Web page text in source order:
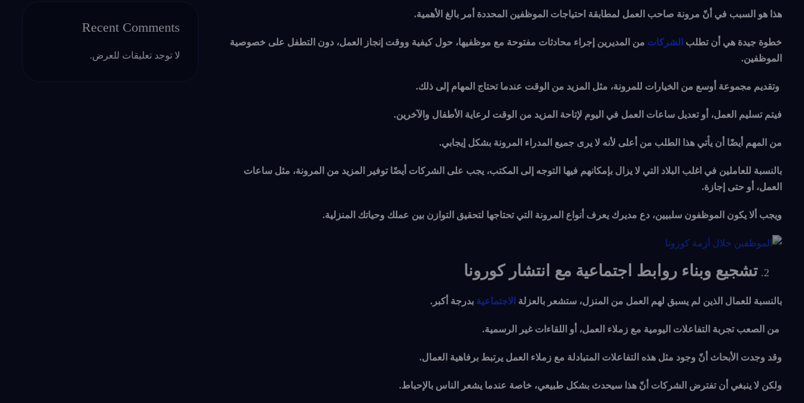
هذا هو السبب في أنّ مرونة صاحب العمل لمطابقة احتياجات الموظفين المحددة أمر بالغ الأهمية.
خطوة جيدة هي أن تطلب الشركات من المديرين إجراء محادثات مفتوحة مع موظفيها، حول كيفية ووقت إنجاز العمل، دون التطفل على خصوصية
الموظفين.
وتقديم مجموعة أوسع من الخيارات للمرونة، مثل المزيد من الوقت عندما تحتاج المهام إلى ذلك.
فيتم تسليم العمل، أو تعديل ساعات العمل في اليوم لإتاحة المزيد من الوقت لرعاية الأطفال والآخرين.
من المهم أيضًا أن يأتي هذا الطلب من أعلى لأنه لا يرى جميع المدراء المرونة بشكل إيجابي.
بالنسبة للعاملين في اغلب البلاد التي لا يزال بإمكانهم فيها التوجه إلى المكتب، يجب على الشركات أيضًا توفير المزيد من المرونة، مثل ساعات
العمل، أو حتى إجازة.
ويجب ألا يكون الموظفون سلبيين، دع مديرك يعرف أنواع المرونة التي تحتاجها لتحقيق التوازن بين عملك وحياتك المنزلية.
تشجيع وبناء روابط اجتماعية مع انتشار كورونا
بالنسبة للعمال الذين لم يسبق لهم العمل من المنزل، ستشعر بالعزلة الاجتماعية بدرجة أكبر.
من الصعب تجربة التفاعلات اليومية مع زملاء العمل، أو اللقاءات غير الرسمية.
وقد وجدت الأبحاث أنّ وجود مثل هذه التفاعلات المتبادلة مع زملاء العمل يرتبط برفاهية العمال.
ولكن لا ينبغي أن تفترض الشركات أنّ هذا سيحدث بشكل طبيعي، خاصة عندما يشعر الناس بالإحباط.
Recent Comments
لا توجد تعليقات للعرض.